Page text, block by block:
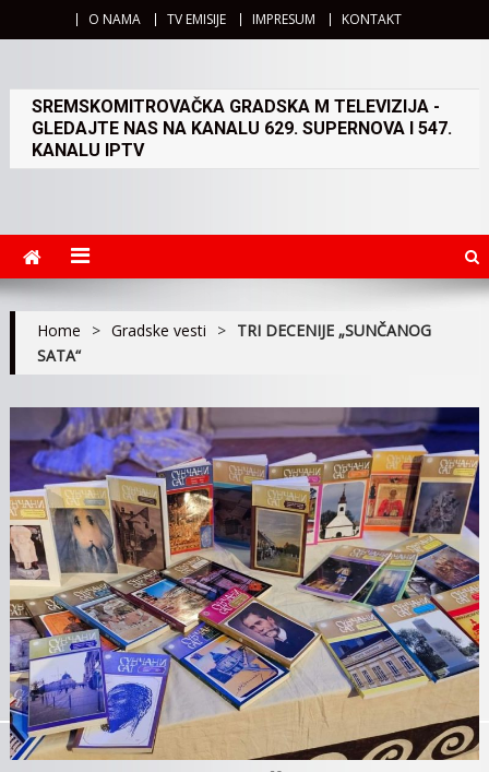
O NAMA TV EMISIJE IMPRESUM KONTAKT
SREMSKOMITROVAČKA GRADSKA M TELEVIZIJA -
GLEDAJTE NAS NA KANALU 629. SUPERNOVA I 547.
KANALU IPTV
Home > Gradske vesti > TRI DECENIJE „SUNČANOG
SATA“